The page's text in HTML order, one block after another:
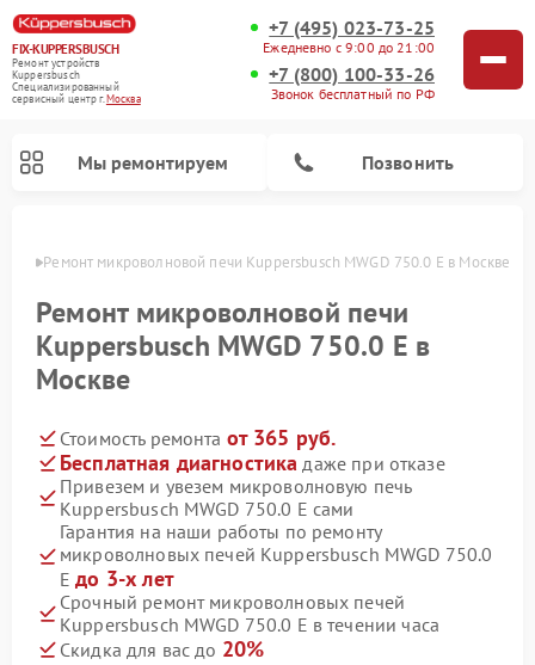
FIX-KUPPERSBUSCH
Ремонт устройств
Kuppersbusch
Специализированный
cервисный центр г.Москва
+7 (495) 023-73-25
Ежедневно с 9:00 до 21:00
+7 (800) 100-33-26
Звонок бесплатный по РФ
Мы ремонтируем Позвонить
Ремонт микроволновой печи Kuppersbusch MWGD 750.0 E в Москве
Ремонт микроволновой печи
Kuppersbusch MWGD 750.0 E в
Москве
Стоимость ремонта от 365 руб.
Бесплатная диагностика даже при отказе
Привезем и увезем микроволновую печь
Kuppersbusch MWGD 750.0 E сами
Гарантия на наши работы по ремонту
микроволновых печей Kuppersbusch MWGD 750.0
Eдо 3-х лет
Срочный ремонт микроволновых печей
Kuppersbusch MWGD 750.0 E в течении часа
Скидка для вас до 20%